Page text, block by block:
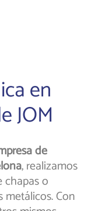
en
JOM
de
, realizamos
chapas o
Con